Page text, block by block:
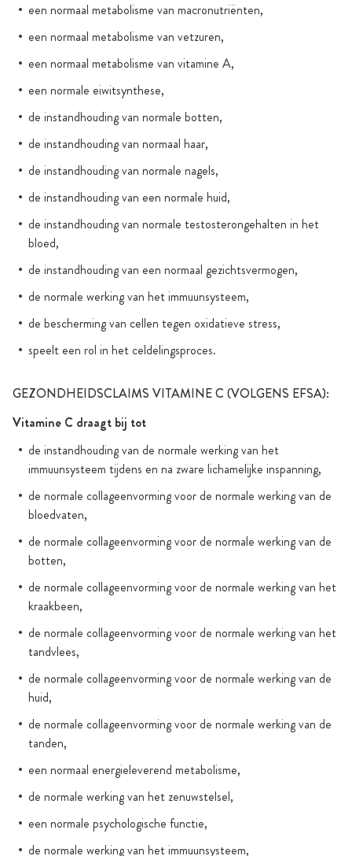
een normaal metabolisme van macronutriënten,
een normaal metabolisme van vetzuren,
een normaal metabolisme van vitamine A,
een normale eiwitsynthese,
de instandhouding van normale botten,
de instandhouding van normaal haar,
de instandhouding van normale nagels,
de instandhouding van een normale huid,
de instandhouding van normale testosterongehalten in het
bloed,
de instandhouding van een normaal gezichtsvermogen,
de normale werking van het immuunsysteem,
de bescherming van cellen tegen oxidatieve stress,
speelt een rol in het celdelingsproces.
GEZONDHEIDSCLAIMS VITAMINE C (VOLGENS EFSA):
Vitamine C draagt bij tot
de instandhouding van de normale werking van het
immuunsysteem tijdens en na zware lichamelijke inspanning,
de normale collageenvorming voor de normale werking van de
bloedvaten,
de normale collageenvorming voor de normale werking van de
botten,
de normale collageenvorming voor de normale werking van het
kraakbeen,
de normale collageenvorming voor de normale werking van het
tandvlees,
de normale collageenvorming voor de normale werking van de
huid,
de normale collageenvorming voor de normale werking van de
tanden,
een normaal energieleverend metabolisme,
de normale werking van het zenuwstelsel,
een normale psychologische functie,
de normale werking van het immuunsysteem,